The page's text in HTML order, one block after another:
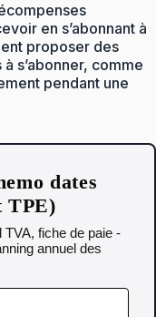
en s’abonnant à
proposer des
s’abonner, comme
pendant une
dates
TPE)
fiche de paie -
annuel des